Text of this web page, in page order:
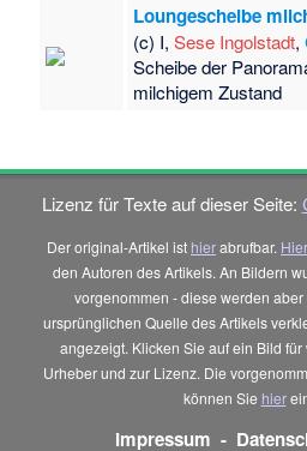
Loungescheibe
(c) I,Sese Ingolstadt,
Scheibe der
milchigem Zustand
Lizenz für Texte auf dieser Seite:
Der original-Artikel ist hierabrufbar. Hier
den Autoren des Artikels. An Bildern
vorgenommen - diese werden
ursprünglichen Quelle des Artikels
angezeigt. Klicken Sie auf ein Bild
Urheber und zur Lizenz. Die
können Sie hier
Impressum -